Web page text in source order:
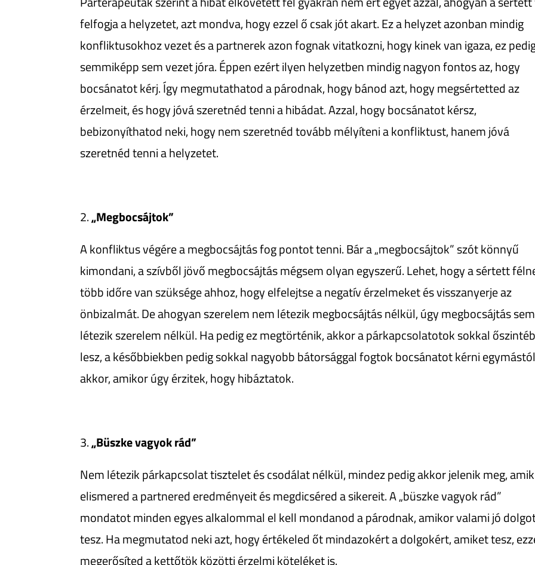
felfogja a helyzetet, azt mondva, hogy ezzel ő csak jót akart. Ez a helyzet azonban mindig
konfliktusokhoz vezet és a partnerek azon fognak vitatkozni, hogy kinek van igaza, ez
semmiképp sem vezet jóra. Éppen ezért ilyen helyzetben mindig nagyon fontos az, hogy
bocsánatot kérj. Így megmutathatod a párodnak, hogy bánod azt, hogy megsértetted az
érzelmeit, és hogy jóvá szeretnéd tenni a hibádat. Azzal, hogy bocsánatot kérsz,
bebizonyíthatod neki, hogy nem szeretnéd tovább mélyíteni a konfliktust, hanem jóvá
szeretnéd tenni a helyzetet.
„Megbocsájtok”
A konfliktus végére a megbocsájtás fog pontot tenni. Bár a „megbocsájtok” szót könnyű
kimondani, a szívből jövő megbocsájtás mégsem olyan egyszerű. Lehet, hogy a sértett
több időre van szüksége ahhoz, hogy elfelejtse a negatív érzelmeket és visszanyerje az
önbizalmát. De ahogyan szerelem nem létezik megbocsájtás nélkül, úgy megbocsájtás sem
létezik szerelem nélkül. Ha pedig ez megtörténik, akkor a párkapcsolatotok sokkal
lesz, a későbbiekben pedig sokkal nagyobb bátorsággal fogtok bocsánatot kérni
akkor, amikor úgy érzitek, hogy hibáztatok.
„Büszke vagyok rád”
Nem létezik párkapcsolat tisztelet és csodálat nélkül, mindez pedig akkor jelenik meg,
elismered a partnered eredményeit és megdicséred a sikereit. A „büszke vagyok rád”
mondatot minden egyes alkalommal el kell mondanod a párodnak, amikor valami jó
tesz. Ha megmutatod neki azt, hogy értékeled őt mindazokért a dolgokért, amiket tesz,
megerősíted a kettőtök közötti érzelmi köteléket is.